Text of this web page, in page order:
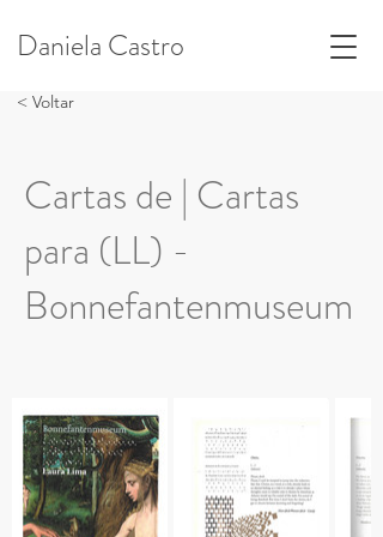
Daniela Castro
< Voltar
Cartas de | Cartas
para (LL) -
Bonnefantenmuseum